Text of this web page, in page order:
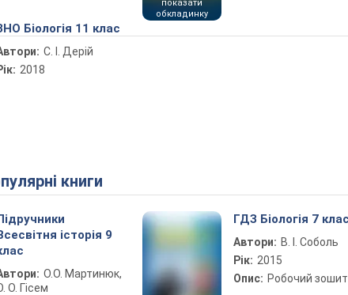
показати
обкладинку
Біологія 11 клас
С. І. Дерій
2018
книги
історія 9
О.О. Мартинюк,
О. Гісем
ГДЗ Біологія 7 клас
Автори: В. І. Соболь
Рік: 2015
Опис: Робочий зошит